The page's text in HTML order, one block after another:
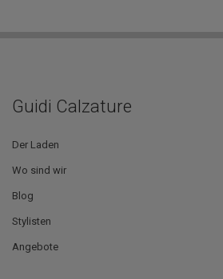
Guidi Calzature
Der Laden
Wo sind wir
Blog
Stylisten
Angebote